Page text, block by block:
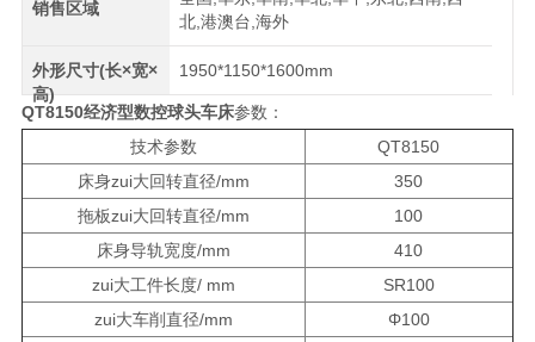
销售区域
北,港澳台,海外
外形尺寸(长×宽×
高)
1950*1150*1600mm
QT8150经济型数控球头车床参数：
技术参数
QT8150
床身zui大回转直径/mm
350
拖板zui大回转直径/mm
100
床身导轨宽度/mm
410
zui大工件长度/ mm
SR100
zui大车削直径/mm
Φ100